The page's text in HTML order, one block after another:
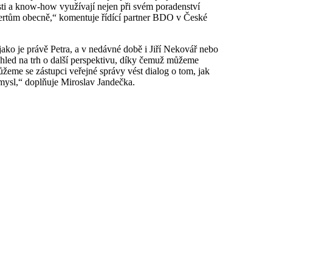
a know-how využívají nejen při svém poradenství
obecně,“ komentuje řídící partner BDO v České
je právě Petra, a v nedávné době i Jiří Nekovář nebo
na trh o další perspektivu, díky čemuž můžeme
se zástupci veřejné správy vést dialog o tom, jak
doplňuje Miroslav Jandečka.